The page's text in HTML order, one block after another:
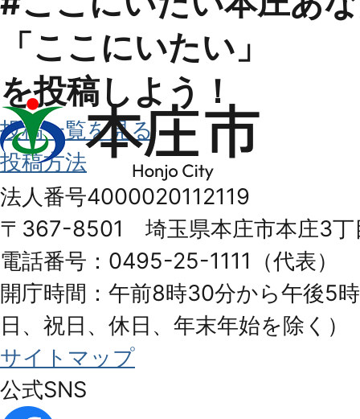
「ここにいたい」
を投稿しよう！
投稿一覧を見る
投稿方法
本
庄
市
Honjo
City
法人番号4000020112119
〒367-8501 埼玉県本庄市本庄3丁
電話番号：0495-25-1111（代表）
開庁時間：午前8時30分から午後5
日、祝日、休日、年末年始を除く）
サイトマップ
公式SNS